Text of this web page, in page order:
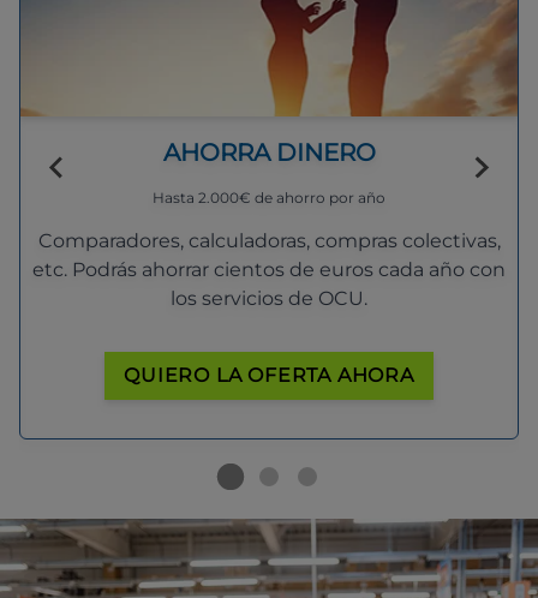
AHORRA DINERO
Hasta 2.000€ de ahorro por año
Comparadores, calculadoras, compras colectivas,
etc. Podrás ahorrar cientos de euros cada año con
los servicios de OCU.
QUIERO LA OFERTA AHORA